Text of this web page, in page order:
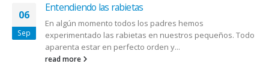
06
Sep
Entendiendo las rabietas
En algún momento todos los padres hemos
experimentado las rabietas en nuestros pequeños. Todo
aparenta estar en perfecto orden y...
read more